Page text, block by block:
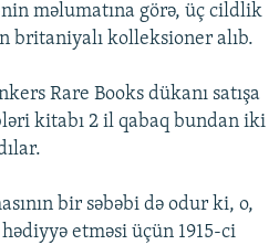
məlumatına görə, üç cildlik
britaniyalı kolleksioner alıb.
Rare Books dükanı satışa
kitabı 2 il qabaq bundan iki
bir səbəbi də odur ki, o,
etməsi üçün 1915-ci